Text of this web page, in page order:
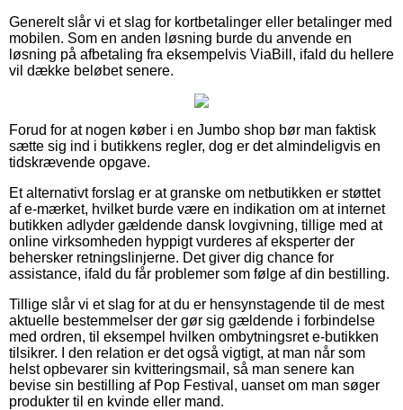
Generelt slår vi et slag for kortbetalinger eller betalinger med
mobilen. Som en anden løsning burde du anvende en
løsning på afbetaling fra eksempelvis ViaBill, ifald du hellere
vil dække beløbet senere.
Forud for at nogen køber i en Jumbo shop bør man faktisk
sætte sig ind i butikkens regler, dog er det almindeligvis en
tidskrævende opgave.
Et alternativt forslag er at granske om netbutikken er støttet
af e-mærket, hvilket burde være en indikation om at internet
butikken adlyder gældende dansk lovgivning, tillige med at
online virksomheden hyppigt vurderes af eksperter der
behersker retningslinjerne. Det giver dig chance for
assistance, ifald du får problemer som følge af din bestilling.
Tillige slår vi et slag for at du er hensynstagende til de mest
aktuelle bestemmelser der gør sig gældende i forbindelse
med ordren, til eksempel hvilken ombytningsret e-butikken
tilsikrer. I den relation er det også vigtigt, at man når som
helst opbevarer sin kvitteringsmail, så man senere kan
bevise sin bestilling af Pop Festival, uanset om man søger
produkter til en kvinde eller mand.